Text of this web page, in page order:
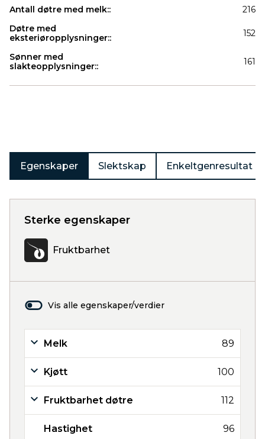
Antall døtre med melk::
216
Døtre med
eksteriøropplysninger::
152
Sønner med
slakteopplysninger::
161
Egenskaper Slektskap Enkeltgenresultat
Sterke egenskaper
Fruktbarhet
Vis alle egenskaper/verdier
Melk 89
Kjøtt 100
Fruktbarhet døtre 112
Hastighet 96